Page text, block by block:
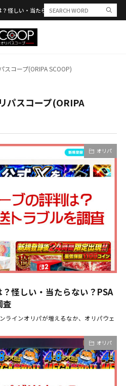
怪しい・当たらない？PSA合算や発送トラブル
スコープ(ORIPA SCOOP)
パスコープ(ORIPA
オリパ
怪しい・当たらない？PSA
査
ラインオリパが増えるなか、オリパウェ
オリパ